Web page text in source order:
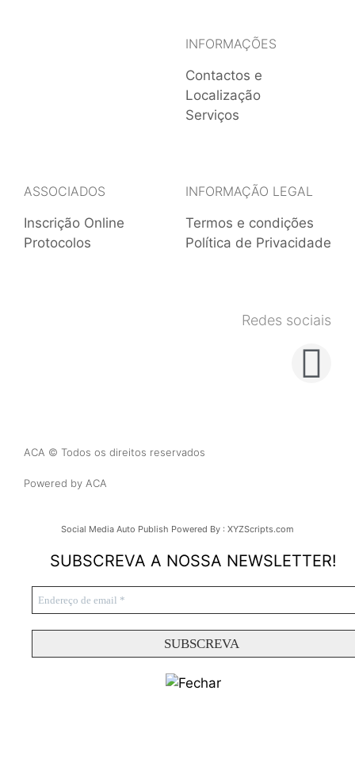
INFORMAÇÕES
Contactos e
Localização
Serviços
ASSOCIADOS
Inscrição Online
Protocolos
INFORMAÇÃO LEGAL
Termos e condições
Política de Privacidade
Redes sociais
ACA © Todos os direitos reservados
Powered by ACA
Social Media Auto Publish Powered By : XYZScripts.com
SUBSCREVA A NOSSA NEWSLETTER!